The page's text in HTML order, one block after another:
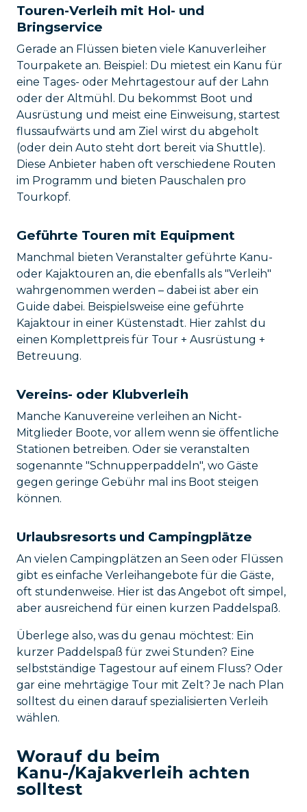
Touren-Verleih mit Hol- und
Bringservice
Gerade an Flüssen bieten viele Kanuverleiher
Tourpakete an. Beispiel: Du mietest ein Kanu für
eine Tages- oder Mehrtagestour auf der Lahn
oder der Altmühl. Du bekommst Boot und
Ausrüstung und meist eine Einweisung, startest
flussaufwärts und am Ziel wirst du abgeholt
(oder dein Auto steht dort bereit via Shuttle).
Diese Anbieter haben oft verschiedene Routen
im Programm und bieten Pauschalen pro
Tourkopf.
Geführte Touren mit Equipment
Manchmal bieten Veranstalter geführte Kanu-
oder Kajaktouren an, die ebenfalls als "Verleih"
wahrgenommen werden – dabei ist aber ein
Guide dabei. Beispielsweise eine geführte
Kajaktour in einer Küstenstadt. Hier zahlst du
einen Komplettpreis für Tour + Ausrüstung +
Betreuung.
Vereins- oder Klubverleih
Manche Kanuvereine verleihen an Nicht-
Mitglieder Boote, vor allem wenn sie öffentliche
Stationen betreiben. Oder sie veranstalten
sogenannte "Schnupperpaddeln", wo Gäste
gegen geringe Gebühr mal ins Boot steigen
können.
Urlaubsresorts und Campingplätze
An vielen Campingplätzen an Seen oder Flüssen
gibt es einfache Verleihangebote für die Gäste,
oft stundenweise. Hier ist das Angebot oft simpel,
aber ausreichend für einen kurzen Paddelspaß.
Überlege also, was du genau möchtest: Ein
kurzer Paddelspaß für zwei Stunden? Eine
selbstständige Tagestour auf einem Fluss? Oder
gar eine mehrtägige Tour mit Zelt? Je nach Plan
solltest du einen darauf spezialisierten Verleih
wählen.
Worauf du beim
Kanu-/Kajakverleih achten
solltest